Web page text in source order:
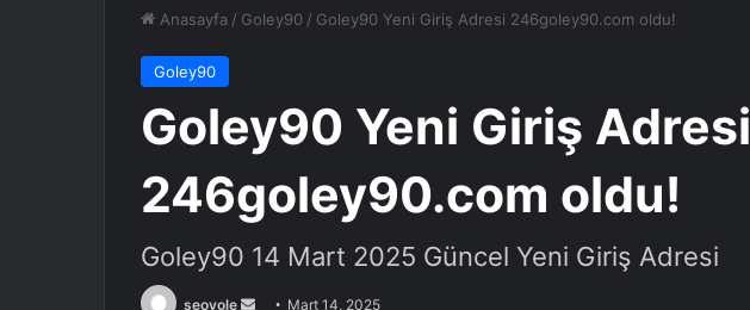
Anasayfa / Goley90 / Goley90 Yeni Giriş Adresi 246goley90.com oldu!
Goley90
Goley90 Yeni Giriş Adresi
246goley90.com oldu!
Goley90 14 Mart 2025 Güncel Yeni Giriş Adresi
seovole
Bir
Mart 14, 2025